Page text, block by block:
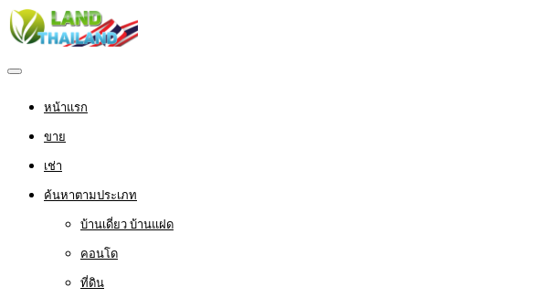
หน้าแรก
ขาย
เช่า
ค้นหาตามประเภท
บ้านเดี่ยว บ้านแฝด
คอนโด
ที่ดิน